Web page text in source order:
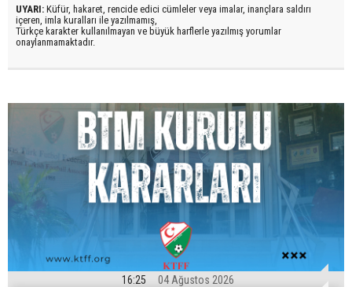
UYARI: Küfür, hakaret, rencide edici cümleler veya imalar, inançlara saldırı
içeren, imla kuralları ile yazılmamış,
Türkçe karakter kullanılmayan ve büyük harflerle yazılmış yorumlar
onaylanmamaktadır.
16:25 04 Ağustos 2026